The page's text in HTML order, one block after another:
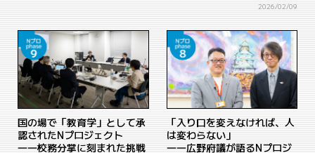
2026/02/09
国の場で「教育学」として承
認されたNプロジェクト
――校務分掌に刻まれた挑戦
「入り口を変えなければ、人
は変わらない」
――広野府議が語るNプロジ